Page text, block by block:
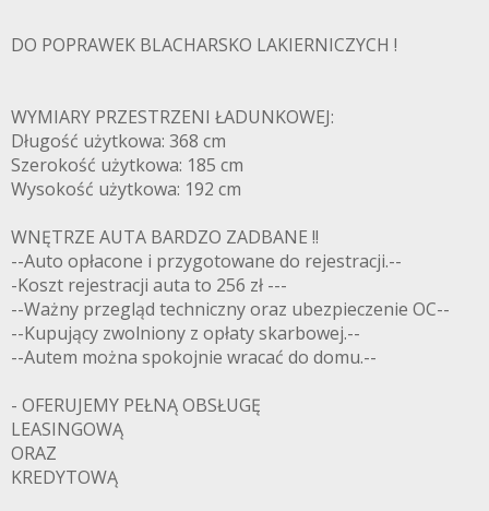
DO POPRAWEK BLACHARSKO LAKIERNICZYCH !
WYMIARY PRZESTRZENI ŁADUNKOWEJ:
Długość użytkowa: 368 cm
Szerokość użytkowa: 185 cm
Wysokość użytkowa: 192 cm
WNĘTRZE AUTA BARDZO ZADBANE !!
--Auto opłacone i przygotowane do rejestracji.--
-Koszt rejestracji auta to 256 zł ---
--Ważny przegląd techniczny oraz ubezpieczenie OC--
--Kupujący zwolniony z opłaty skarbowej.--
--Autem można spokojnie wracać do domu.--
- OFERUJEMY PEŁNĄ OBSŁUGĘ
LEASINGOWĄ
ORAZ
KREDYTOWĄ